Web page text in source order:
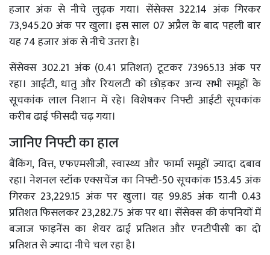
हजार अंक से नीचे लुढ़क गया। सेंसेक्स 322.14 अंक गिरकर
73,945.20 अंक पर खुला। इस साल 07 अप्रैल के बाद पहली बार
यह 74 हजार अंक से नीचे उतरा है।
सेंसेक्स 302.21 अंक (0.41 प्रतिशत) टूटकर 73965.13 अंक पर
रहा। आईटी, धातु और रियलटी को छोड़कर अन्य सभी समूहों के
सूचकांक लाल निशान में रहे। विशेषकर निफ्टी आईटी सूचकांक
करीब ढाई फीसदी चढ़ गया।
जानिए निफ्टी का हाल
बैंकिंग, वित्त, एफएमसीजी, स्वास्थ्य और फार्मा समूहों ज्यादा दबाव
रहा। नेशनल स्टॉक एक्सचेंज का निफ्टी-50 सूचकांक 153.45 अंक
गिरकर 23,229.15 अंक पर खुला। यह 99.85 अंक यानी 0.43
प्रतिशत फिसलकर 23,282.75 अंक पर था। सेंसेक्स की कंपनियों में
बजाज फाइनेंस का शेयर ढाई प्रतिशत और एनटीपीसी का दो
प्रतिशत से ज्यादा नीचे चल रहा है।